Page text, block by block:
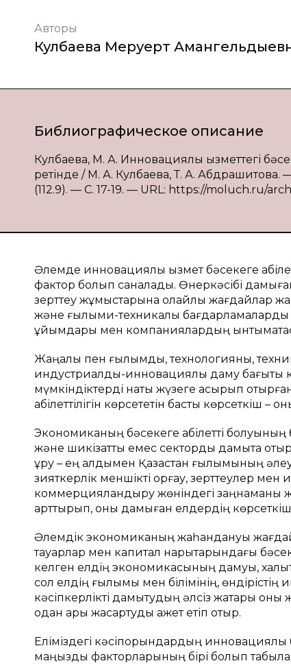
Авторы
Кулбаева Меруерт
Библиографическое описание
Кулбаева, М. А. Инновациялық қызметтегі
ретінде / М. А. Кулбаева, Т. А.
(112.9). — С. 17-19. — URL: https://moluch.ru/
Әлемде инновациялық қызмет бәсекеге
фактор болып саналады. Өнеркәсібі
зерттеу жұмыстарына қолайлы жағдайлар
және ғылыми-техникалық
ұйымдары мен компаниялардың
Жаңалық пен ғылымды, технологияны,
индустриалды-инновациялық даму бағыты
мүмкіндіктерді нақты жүзеге асырып
қабілеттілігін көрсететін басты
Экономиканың бәсекеге қабілетті
және шикізаттық емес секторды дамыта
құру – ең алдымен Қазақстан ғылымының
зияткерлік меншікті қорғау, зерттеулер
коммерцияландыру жөніндегі заңнаманы
арттырып, оны дамыған елдердің
Әлемдік экономиканың жаһандануы
тауарлар мен капитал нарықтарындағы
келген елдің экономикасының дамуы,
сол елдің ғылымы мен білімінің,
кәсіпкерлікті дамытудың әлсіз жақтары оны
одан ары жақсартуды қажет етіп отыр.
Еліміздегі кәсіпорындардың инновациялық
маңызды факторларының бірі болып